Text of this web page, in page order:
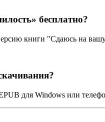
бесплатно?
книги "Сдаюсь на
для Windows или